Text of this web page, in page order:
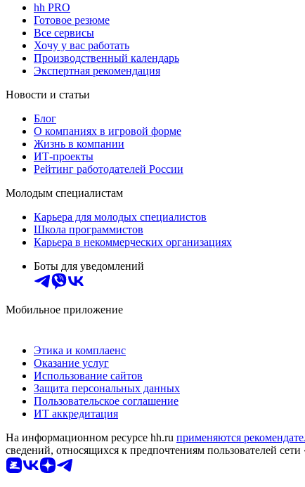
hh PRO
Готовое резюме
Все сервисы
Хочу у вас работать
Производственный календарь
Экспертная рекомендация
Новости и статьи
Блог
О компаниях в игровой форме
Жизнь в компании
ИТ-проекты
Рейтинг работодателей России
Молодым специалистам
Карьера для молодых специалистов
Школа программистов
Карьера в некоммерческих организациях
Боты для уведомлений
Мобильное приложение
Этика и комплаенс
Оказание услуг
Использование сайтов
Защита персональных данных
Пользовательское соглашение
ИТ аккредитация
На информационном ресурсе hh.ru применяются
сведений, относящихся к предпочтениям пользователей